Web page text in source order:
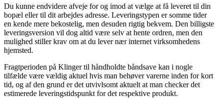
Du kunne endvidere afveje for og imod at vælge at få leveret til din
bopæl eller til dit arbejdes adresse. Leveringstypen er somme tider
en kende mere bekostelig, men desuden rigtig bekvem. Den billigste
leveringsversion vil dog altid være selv at hente ordren, men den
mulighed stiller krav om at du lever nær internet virksomhedens
hjemsted.
Fragtperioden på Klinger til håndholdte båndsave kan i nogle
tilfælde være vældig aktuel hvis man behøver varerne inden for kort
tid, og af den grund er det utvivlsomt aktuelt at man checker det
estimerede leveringstidspunkt for det respektive produkt.